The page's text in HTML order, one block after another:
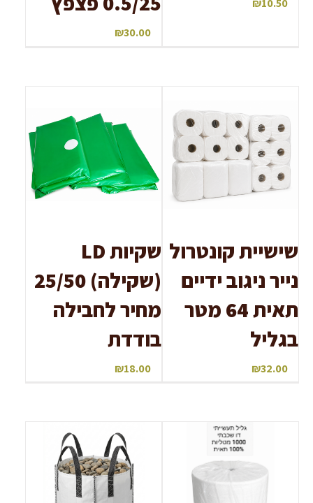
₪10.50
₪30.00
שישיית קונטרול
נייר ניגוב ידיים
תאית 64 מטר
בגליל
₪32.00
שקיות LD
(שקילה) 25/50
מחיר לחבילה
בודדת
₪18.00